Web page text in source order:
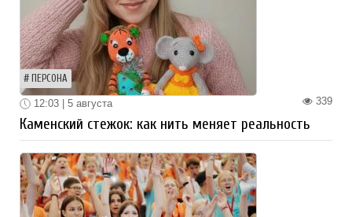
ПЕРСОНА
339
12:03 | 5 августа
Каменский стежок: как нить меняет реальность